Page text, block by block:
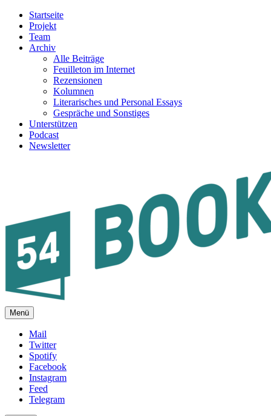
Startseite
Projekt
Team
Archiv
Alle Beiträge
Feuilleton im Internet
Rezensionen
Kolumnen
Literarisches und Personal Essays
Gespräche und Sonstiges
Unterstützen
Podcast
Newsletter
FEUILLETON IM INTERNET
Menü
Mail
Twitter
Spotify
Facebook
Instagram
Feed
Telegram